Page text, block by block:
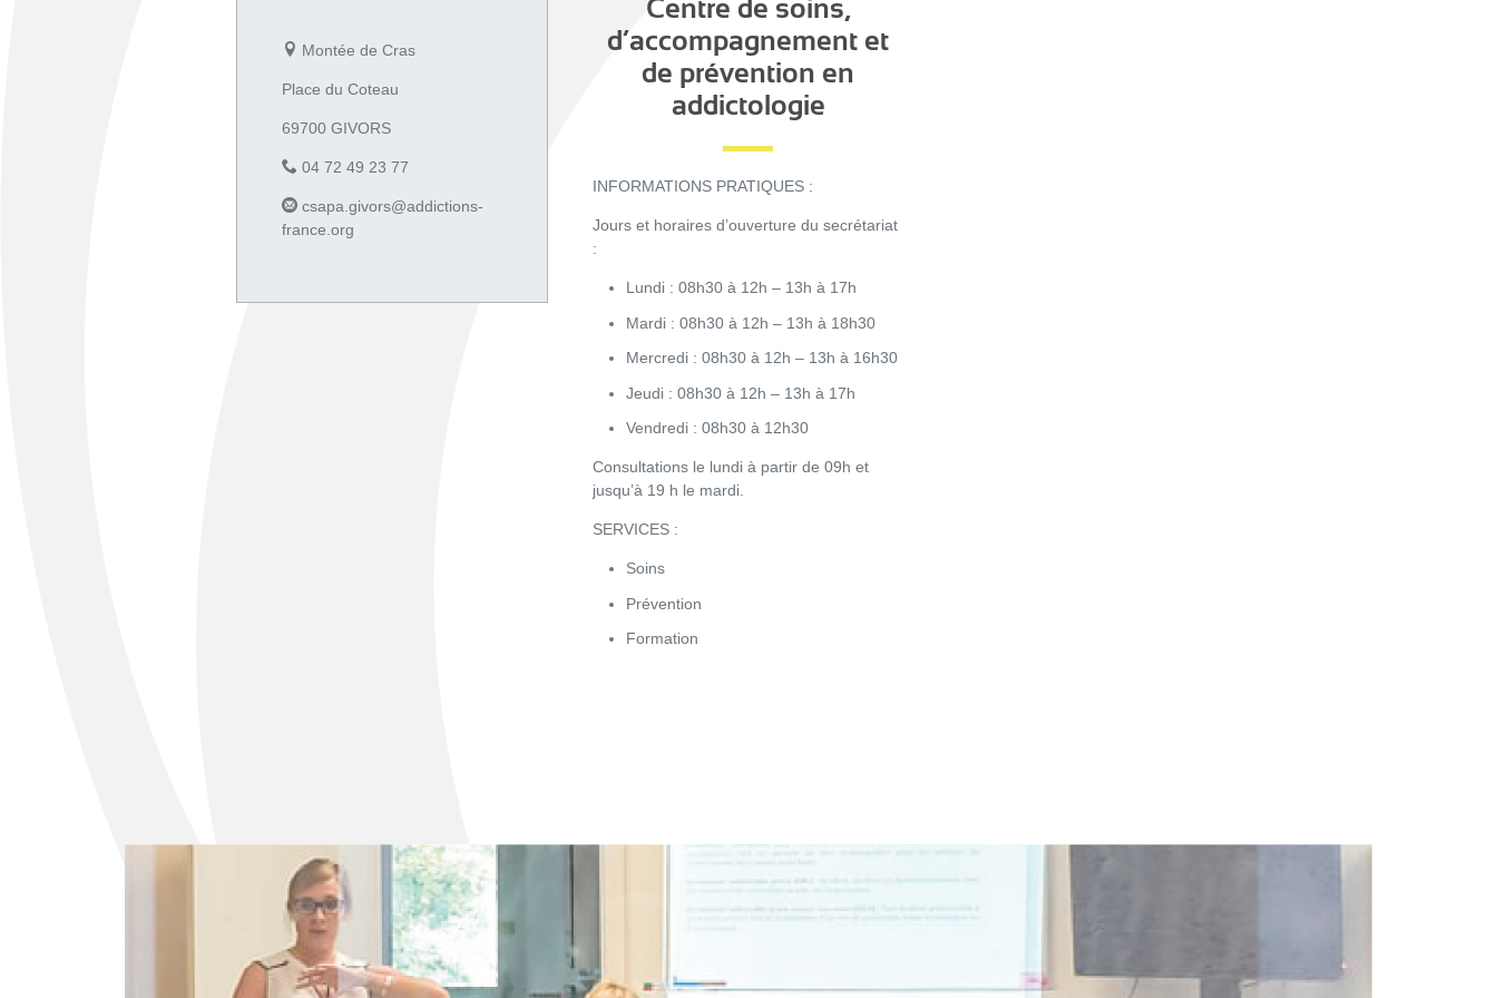
Montée de Cras
Place du Coteau
69700 GIVORS
04 72 49 23 77
csapa.givors@addictions-
france.org
Centre de soins,
d’accompagnement et
de prévention en
addictologie
INFORMATIONS PRATIQUES :
Jours et horaires d’ouverture du secrétariat
:
Lundi : 08h30 à 12h – 13h à 17h
Mardi : 08h30 à 12h – 13h à 18h30
Mercredi : 08h30 à 12h – 13h à 16h30
Jeudi : 08h30 à 12h – 13h à 17h
Vendredi : 08h30 à 12h30
Consultations le lundi à partir de 09h et
jusqu’à 19 h le mardi.
SERVICES :
Soins
Prévention
Formation